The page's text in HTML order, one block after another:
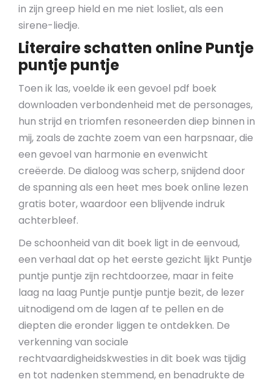
in zijn greep hield en me niet losliet, als een
sirene-liedje.
Literaire schatten online Puntje
puntje puntje
Toen ik las, voelde ik een gevoel pdf boek
downloaden verbondenheid met de personages,
hun strijd en triomfen resoneerden diep binnen in
mij, zoals de zachte zoem van een harpsnaar, die
een gevoel van harmonie en evenwicht
creëerde. De dialoog was scherp, snijdend door
de spanning als een heet mes boek online lezen
gratis boter, waardoor een blijvende indruk
achterbleef.
De schoonheid van dit boek ligt in de eenvoud,
een verhaal dat op het eerste gezicht lijkt Puntje
puntje puntje zijn rechtdoorzee, maar in feite
laag na laag Puntje puntje puntje bezit, de lezer
uitnodigend om de lagen af te pellen en de
diepten die eronder liggen te ontdekken. De
verkenning van sociale
rechtvaardigheidskwesties in dit boek was tijdig
en tot nadenken stemmend, en benadrukte de